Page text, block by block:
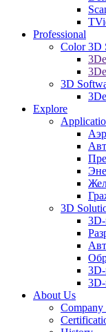
Professional
Color 3D
3D
Explore
3D
3D-
3D-
About Us